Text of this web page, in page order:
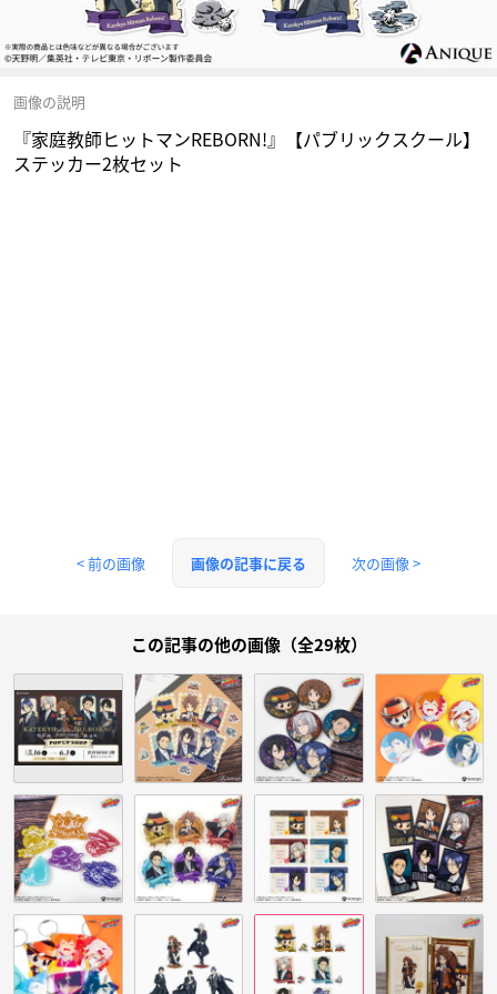
画像の説明
『家庭教師ヒットマンREBORN!』【パブリックスクール】
ステッカー2枚セット
< 前の画像 画像の記事に戻る 次の画像 >
この記事の他の画像（全29枚）